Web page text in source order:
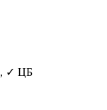
, ✓ ЦБ